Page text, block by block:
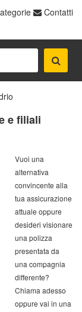
Contatti
e filiali
Vuoi una
alternativa
convincente alla
tua assicurazione
attuale oppure
desideri visionare
una polizza
presentata da
una compagnia
differente?
Chiama adesso
oppure vai in una